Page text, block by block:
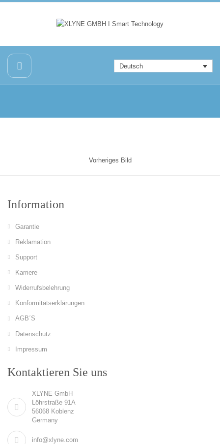
Deutsch
Vorheriges Bild
Information
Garantie
Reklamation
Support
Karriere
Widerrufsbelehrung
Konformitätserklärungen
AGB´S
Datenschutz
Impressum
Kontaktieren Sie uns
XLYNE GmbH
Löhrstraße 91A
56068 Koblenz
Germany
info@xlyne.com